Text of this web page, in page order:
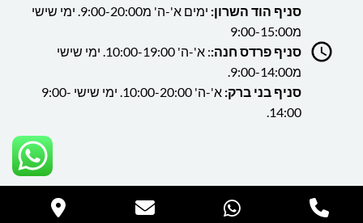
סניף הוד השרון:
ימים א'-ה' מ9:00-20:00. ימי שישי
מ9:00-15:00
סניף פרדס חנה:
: א'-ה' 10:00-19:00. ימי שישי
מ9:00-14:00.
סניף בני ברק:
א'-ה' 10:00-20:00. ימי שישי 9:00-
14:00.
כל הזכויות שמורות ללה גן